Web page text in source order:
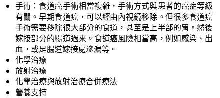
手術：食道癌手術相當複雜，手術方式與患者的癌症等級
有關。早期食道癌，可以經由內視鏡移除。但很多食道癌
手術需要移除很大部分的食道，甚至是上半部的胃。然後
嫁接部分的腸道過來。食道癌風險相當高，例如感染、出
血，或是腸道嫁接處滲漏等。
化學治療
放射治療
化學治療與放射治療合併療法
營養支持